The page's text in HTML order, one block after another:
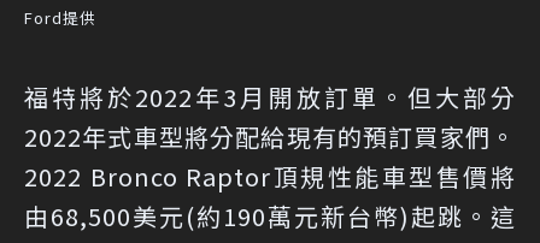
Ford提供
福特將於2022年3月開放訂單。但大部分
2022年式車型將分配給現有的預訂買家們。
2022 Bronco Raptor頂規性能車型售價將
由68,500美元(約190萬元新台幣)起跳。這